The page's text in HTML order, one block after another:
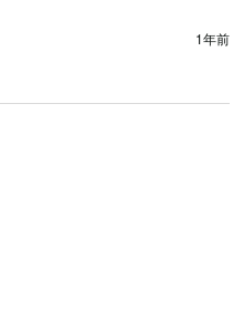
1年前